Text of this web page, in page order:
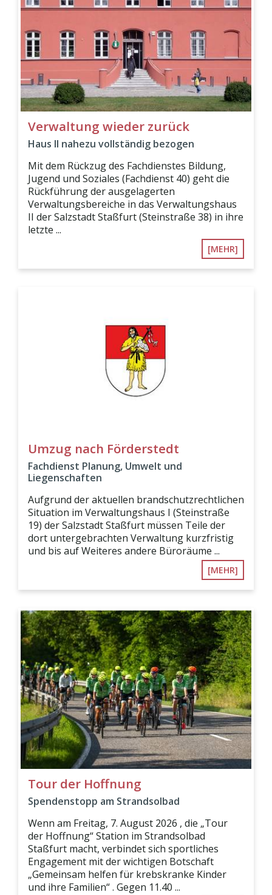
Verwaltung wieder zurück
Haus II nahezu vollständig bezogen
Mit dem Rückzug des Fachdienstes Bildung,
Jugend und Soziales (Fachdienst 40) geht die
Rückführung der ausgelagerten
Verwaltungsbereiche in das Verwaltungshaus
II der Salzstadt Staßfurt (Steinstraße 38) in ihre
letzte ...
[MEHR]
Umzug nach Förderstedt
Fachdienst Planung, Umwelt und
Liegenschaften
Aufgrund der aktuellen brandschutzrechtlichen
Situation im Verwaltungshaus I (Steinstraße
19) der Salzstadt Staßfurt müssen Teile der
dort untergebrachten Verwaltung kurzfristig
und bis auf Weiteres andere Büroräume ...
[MEHR]
Tour der Hoffnung
Spendenstopp am Strandsolbad
Wenn am Freitag, 7. August 2026 , die „Tour
der Hoffnung“ Station im Strandsolbad
Staßfurt macht, verbindet sich sportliches
Engagement mit der wichtigen Botschaft
„Gemeinsam helfen für krebskranke Kinder
und ihre Familien“ . Gegen 11.40 ...